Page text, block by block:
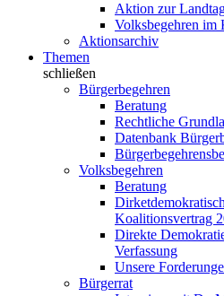
Aktion zur
Volksbegehren im
Aktionsarchiv
Themen
schließen
Bürgerbegehren
Beratung
Rechtliche
Datenbank
Volksbegehren
Beratung
Koalitionsvertrag
Direkte
Verfassung
Unsere
Bürgerrat